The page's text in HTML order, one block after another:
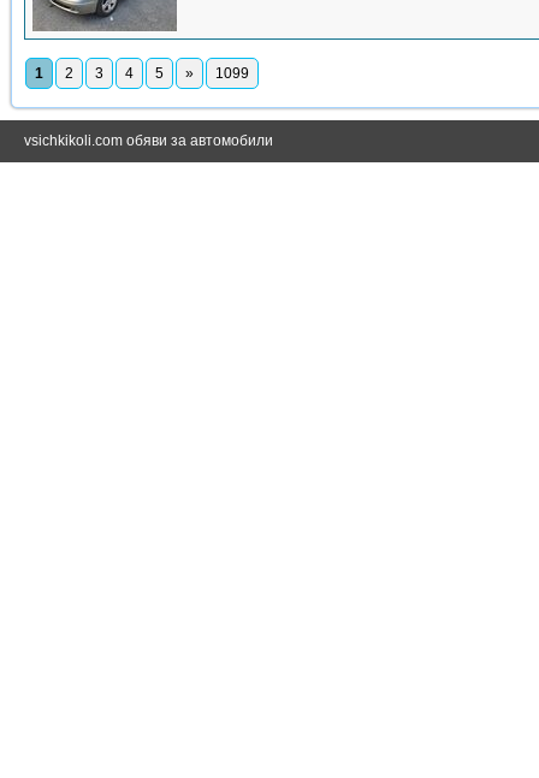
1 2 3 4 5 » 1099
vsichkikoli.com обяви за автомобили